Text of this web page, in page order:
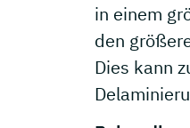
in einem
den
Dies kann